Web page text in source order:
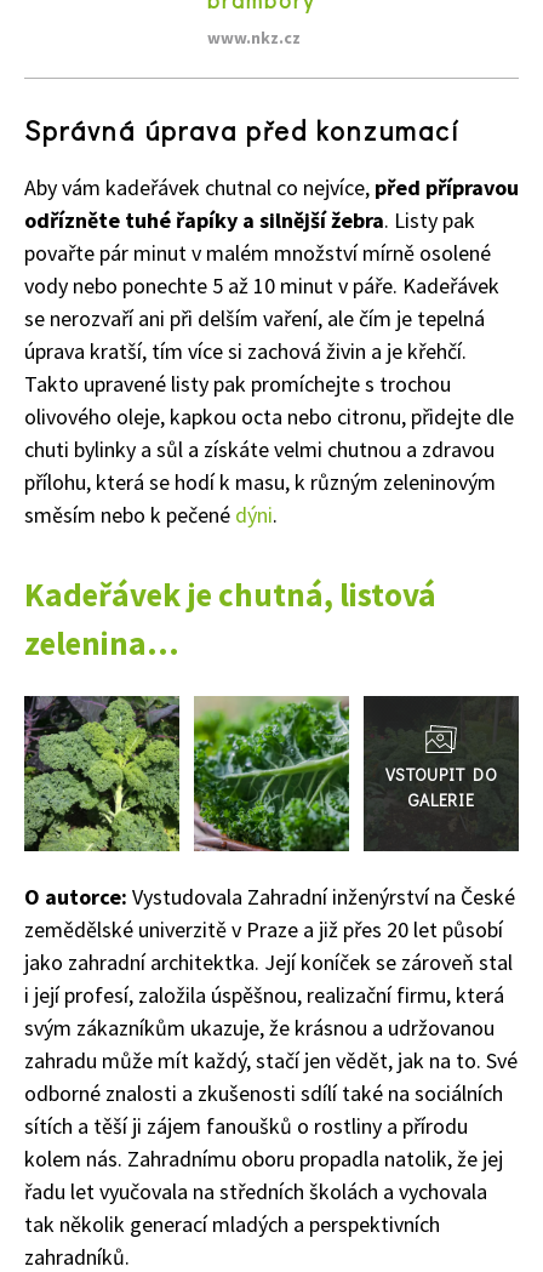
65 Kč
Objednat >
Naše krásná zahrada Speciál
www.nkz.cz
Správná úprava před konzumací
Aby vám kadeřávek chutnal co nejvíce, před přípravou
odřízněte tuhé řapíky a silnější žebra. Listy pak
povařte pár minut v malém množství mírně osolené
vody nebo ponechte 5 až 10 minut v páře. Kadeřávek
se nerozvaří ani při delším vaření, ale čím je tepelná
úprava kratší, tím více si zachová živin a je křehčí.
Takto upravené listy pak promíchejte s trochou
olivového oleje, kapkou octa nebo citronu, přidejte dle
chuti bylinky a sůl a získáte velmi chutnou a zdravou
přílohu, která se hodí k masu, k různým zeleninovým
směsím nebo k pečené dýni.
Kadeřávek je chutná, listová
zelenina...
do
galerie
O autorce: Vystudovala Zahradní inženýrství na České
zemědělské univerzitě v Praze a již přes 20 let působí
jako zahradní architektka. Její koníček se zároveň stal
i její profesí, založila úspěšnou, realizační firmu, která
svým zákazníkům ukazuje, že krásnou a udržovanou
zahradu může mít každý, stačí jen vědět, jak na to. Své
odborné znalosti a zkušenosti sdílí také na sociálních
sítích a těší ji zájem fanoušků o rostliny a přírodu
kolem nás. Zahradnímu oboru propadla natolik, že jej
řadu let vyučovala na středních školách a vychovala
tak několik generací mladých a perspektivních
zahradníků.